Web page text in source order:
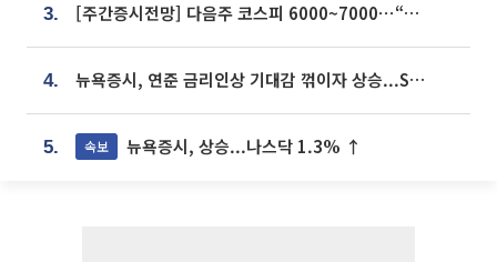
3. [주간증시전망] 다음주 코스피 6000~7000⋯“外人 수급은 정책이 변수”
4. 뉴욕증시, 연준 금리인상 기대감 꺾이자 상승...S&P500 사상 최고치 [종합]
5. 속보 뉴욕증시, 상승...나스닥 1.3% ↑